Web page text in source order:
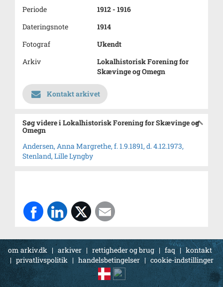
Periode
1912 - 1916
Dateringsnote
1914
Fotograf
Ukendt
Arkiv
Lokalhistorisk Forening for
Skævinge og Omegn
Kontakt arkivet
Søg videre i Lokalhistorisk Forening for Skævinge og
Omegn
Andersen, Anna Margrethe, f. 1.9.1891, d. 4.12.1973,
Stenland, Lille Lyngby
om arkiv.dk | arkiver | rettigheder og brug | faq | kontakt
|privatlivspolitik | handelsbetingelser | cookie-indstillinger